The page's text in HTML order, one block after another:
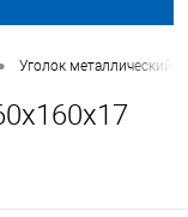
Уголок металлический